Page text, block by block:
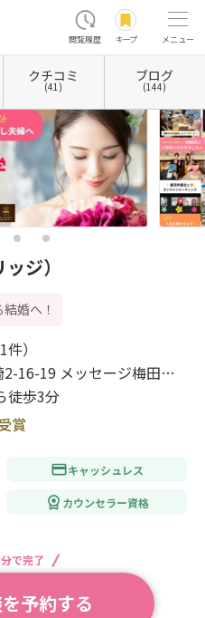
閲覧履歴 キープ メニュー
大阪府大阪市北区 loveridge（ラバリッジ）
クチコミ
(41)
ブログ
(144)
ジ）
婚へ！
）
16-19 メッセージ梅田ビ
ル 1階 ONthe UMEDA内 徒歩3分
賞
キャッシュレス
カウンセラー資格
で完了
予約する